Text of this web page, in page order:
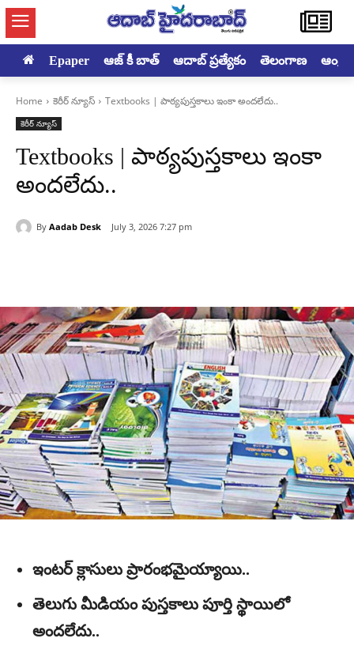
Epaper ఆజ్ కీ బాత్ ఆదాబ్ ప్రత్యేకం తెలంగాణ
Home కెరీర్ న్యూస్ Textbooks | పాఠ్యపుస్తకాలు ఇంకా అందలేదు..
కెరీర్ న్యూస్
Textbooks | పాఠ్యపుస్తకాలు ఇంకా
అందలేదు..
By Aadab Desk July 3, 2026 7:27 pm
ఇంటర్ క్లాసులు ప్రారంభమైయ్యాయి..
తెలుగు మీడియం పుస్తకాలు పూర్తి స్థాయిలో
అందలేదు..